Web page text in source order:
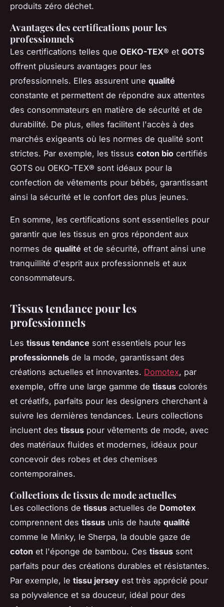
produits zéro déchet.
Avantages des certifications pour les
professionnels
Les certifications telles que OEKO-TEX® et GOTS
offrent plusieurs avantages pour les
professionnels. Elles assurent une qualité
constante et permettent de répondre aux attentes
des consommateurs en matière de sécurité et de
durabilité. De plus, elles facilitent l'accès à des
marchés exigeants où les normes de qualité sont
strictes. Par exemple, les tissus coton bio certifiés
GOTS ou OEKO-TEX® sont idéaux pour la
confection de vêtements pour bébés, garantissant
ainsi la sécurité et le confort des plus jeunes.
En somme, les certifications sont essentielles pour
garantir que les tissus en gros répondent aux
normes de qualité et de sécurité, offrant ainsi une
tranquillité d'esprit aux professionnels et aux
consommateurs.
Tissus tendance pour les
professionnels
Les tissus tendance sont essentiels pour les
professionnels de la mode, garantissant des
créations actuelles et innovantes. Domotex, par
exemple, offre une large gamme de tissus colorés
et créatifs, parfaits pour les designers cherchant à
suivre les dernières tendances. Leurs collections
incluent des tissus pour vêtements de mode, avec
des matériaux fluides et modernes, idéaux pour
concevoir des robes et des chemises
contemporaines.
Collections de tissus de mode actuelles
Les collections de tissus actuelles de Domotex
comprennent des tissus unis de haute qualité
comme le Minky, le Sherpa, la double gaze de
coton et l'éponge de bambou. Ces tissus sont
parfaits pour des créations durables et résistantes.
Par exemple, le tissu jersey est très apprécié pour
sa polyvalence et sa douceur, idéal pour des